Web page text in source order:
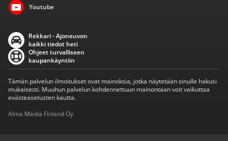
Youtube
Rekkari - Ajoneuvon
kaikki tiedot heti
Ohjeet turvalliseen
kaupankäyntiin
Tämän palvelun ilmoitukset ovat mainoksia, jotka näytetään sinulle hakusi
mukaisesti. Muuhun palvelun kohdennettuun mainontaan voit vaikuttaa
evästeasetusten kautta.
Alma Media Finland Oy